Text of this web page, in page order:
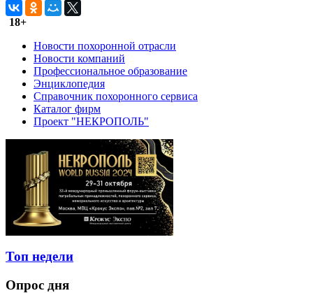
18+
Новости похоронной отрасли
Новости компаний
Профессиональное образование
Энциклопедия
Справочник похоронного сервиса
Каталог фирм
Проект "НЕКРОПОЛЬ"
Топ недели
Опрос дня